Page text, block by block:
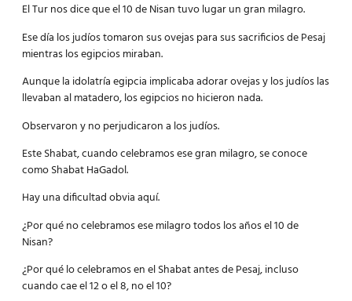
El Tur nos dice que el 10 de Nisan tuvo lugar un gran milagro.
Ese día los judíos tomaron sus ovejas para sus sacrificios de Pesaj
mientras los egipcios miraban.
Aunque la idolatría egipcia implicaba adorar ovejas y los judíos las
llevaban al matadero, los egipcios no hicieron nada.
Observaron y no perjudicaron a los judíos.
Este Shabat, cuando celebramos ese gran milagro, se conoce
como Shabat HaGadol.
Hay una dificultad obvia aquí.
¿Por qué no celebramos ese milagro todos los años el 10 de
Nisan?
¿Por qué lo celebramos en el Shabat antes de Pesaj, incluso
cuando cae el 12 o el 8, no el 10?